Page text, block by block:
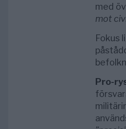
med
mot
Fokus
Pro-